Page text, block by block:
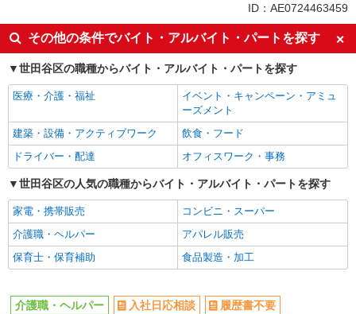
同じ特徴から奥沢駅の求人を探す
入社日応相談
履歴書不要
Web面接OK
職場見学OKまたは説明会あり
未経験歓迎
経験者・有資格者歓迎
新卒・第二新卒歓迎
女性活躍中
主婦・主夫歓迎
フリーター歓迎
学歴不問
ブランクOK
ミドル（40代～）活躍中
エルダー（50代～）活躍中
シニア（60代～）活躍中
昇給あり
週払い
週2～3日勤務OK
10時～勤務OK
16時前退社OK
禁煙・分煙
残業ほぼなし
ID：AE0724463459
その他の条件でバイト・アルバイト・パートを探す
世田谷区の職種からバイト・アルバイト・パートを探す
医療・介護・福祉
イベント・キャンペーン・アミュ
ーズメント
建築・設備・アクティブワーク
飲食・フード
ドライバー・配達
オフィスワーク・事務
世田谷区の人気の職種からバイト・アルバイト・パートを探す
家電・携帯販売
コンビニ・スーパー
介護職・ヘルパー
アパレル販売
保育士・保育補助
食品製造・加工
介護職・ヘルパー 入社日応相談
履歴書不要